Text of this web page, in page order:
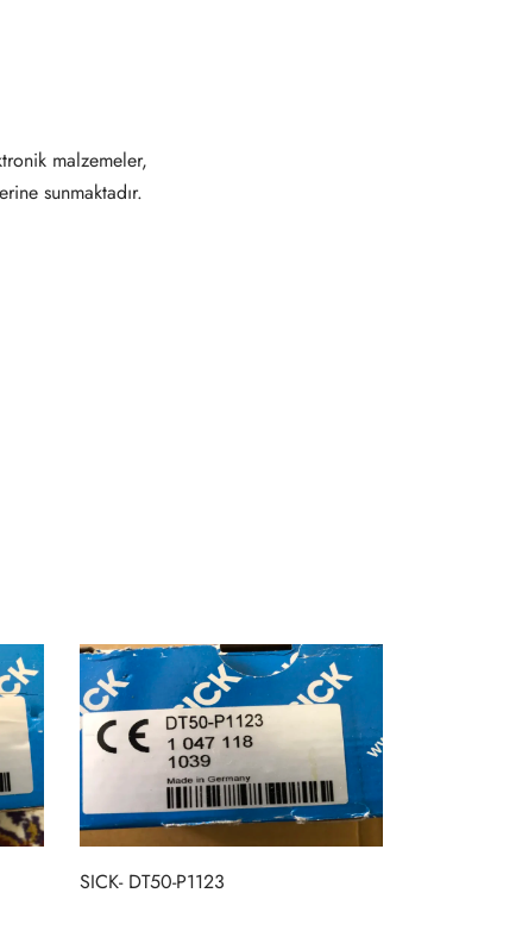
malzemeler,
sunmaktadır.
SICK- DT50-P1123